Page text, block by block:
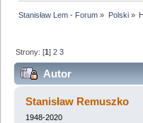
Stanisław Lem - Forum » Polski»
Strony: [1]2 3
Autor
Stanisław Remuszko
1948-2020